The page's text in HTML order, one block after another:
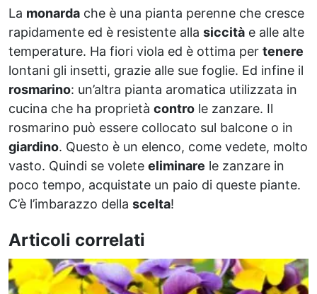
La monarda che è una pianta perenne che cresce
rapidamente ed è resistente alla siccità e alle alte
temperature. Ha fiori viola ed è ottima per tenere
lontani gli insetti, grazie alle sue foglie. Ed infine il
rosmarino: un’altra pianta aromatica utilizzata in
cucina che ha proprietà contro le zanzare. Il
rosmarino può essere collocato sul balcone o in
giardino. Questo è un elenco, come vedete, molto
vasto. Quindi se volete eliminare le zanzare in
poco tempo, acquistate un paio di queste piante.
C’è l’imbarazzo della scelta!
Articoli correlati